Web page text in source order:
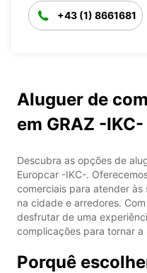
+43 (1) 8661681
Aluguer de
em GRAZ -IKC-
Descubra as opções de
Europcar -IKC-.
comerciais para atender
na cidade e arredores.
desfrutar de uma
complicações para tornar
Porquê